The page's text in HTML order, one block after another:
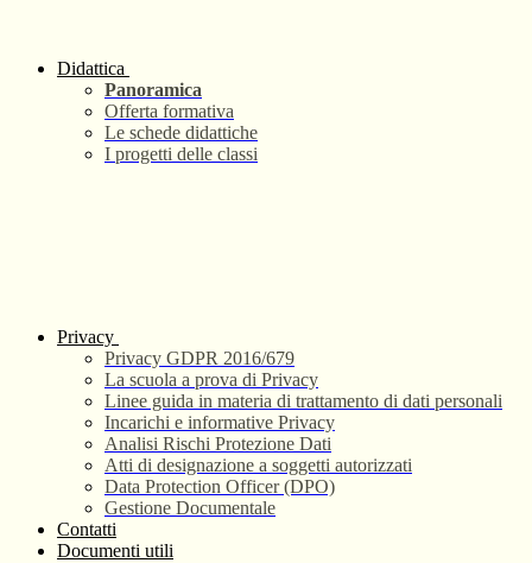
Didattica
Panoramica
Offerta formativa
Le schede didattiche
I progetti delle classi
Privacy
Privacy GDPR 2016/679
La scuola a prova di Privacy
Linee guida in materia di trattamento di dati personali
Incarichi e informative Privacy
Analisi Rischi Protezione Dati
Atti di designazione a soggetti autorizzati
Data Protection Officer (DPO)
Gestione Documentale
Contatti
Documenti utili